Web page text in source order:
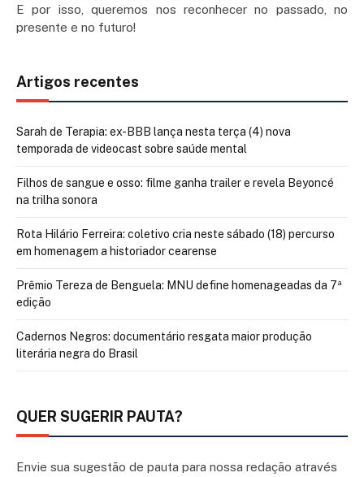
E por isso, queremos nos reconhecer no passado, no
presente e no futuro!
Artigos recentes
Sarah de Terapia: ex-BBB lança nesta terça (4) nova
temporada de videocast sobre saúde mental
Filhos de sangue e osso: filme ganha trailer e revela Beyoncé
na trilha sonora
Rota Hilário Ferreira: coletivo cria neste sábado (18) percurso
em homenagem a historiador cearense
Prêmio Tereza de Benguela: MNU define homenageadas da 7ª
edição
Cadernos Negros: documentário resgata maior produção
literária negra do Brasil
QUER SUGERIR PAUTA?
Envie sua sugestão de pauta para nossa redação através